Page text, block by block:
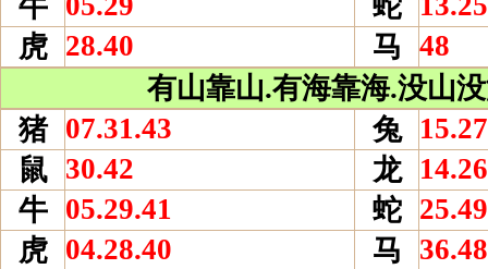
牛
蛇
虎 28.40 马 48
有山靠山.有海靠海.没山
猪 07.31.43 兔
鼠 30.42 龙
牛 05.29.41 蛇 25.49
虎 04.28.40 马
36.48